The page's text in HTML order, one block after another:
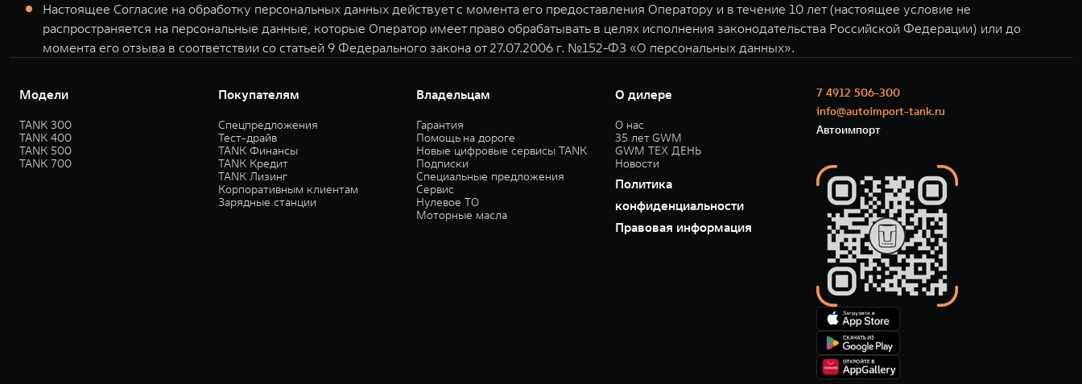
Настоящее Согласие на обработку персональных данных действует с момента его предоставления Оператору и в течение 10 лет (настоящее условие не
распространяется на персональные данные, которые Оператор имеет право обрабатывать в целях исполнения законодательства Российской Федерации) или до
момента его отзыва в соответствии со статьей 9 Федерального закона от 27.07.2006 г. №152-ФЗ «О персональных данных».
Модели
TANK 300
TANK 400
TANK 500
TANK 700
Покупателям
Спецпредложения
Тест-драйв
TANK Финансы
TANK Кредит
TANK Лизинг
Корпоративным клиентам
Зарядные станции
Владельцам
Гарантия
Помощь на дороге
Новые цифровые сервисы TANK
Подписки
Специальные предложения
Сервис
Нулевое ТО
Моторные масла
О дилере
О нас
35 лет GWM
GWM ТЕХ ДЕНЬ
Новости
Политика
конфиденциальности
Правовая информация
7 4912 506-300
info@autoimport-tank.ru
Автоимпорт